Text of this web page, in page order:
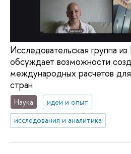
Исследовательская группа
обсуждает возможности
международных расчетов
стран
Наука
идеи и опыт
исследования и аналитика